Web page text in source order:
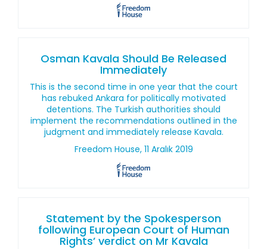
Osman Kavala Should Be Released
Immediately
This is the second time in one year that the court
has rebuked Ankara for politically motivated
detentions. The Turkish authorities should
implement the recommendations outlined in the
judgment and immediately release Kavala.
Freedom House, 11 Aralık 2019
Statement by the Spokesperson
following European Court of Human
Rights’ verdict on Mr Kavala